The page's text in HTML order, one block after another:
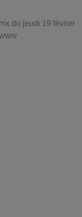
du jeudi 19 février